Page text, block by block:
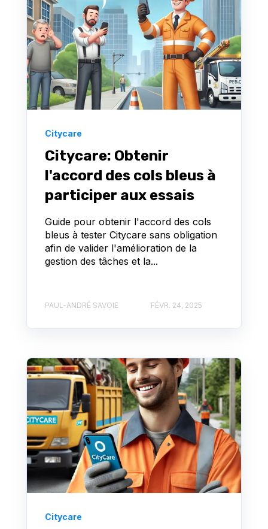
Citycare
Citycare: Obtenir
l'accord des cols bleus à
participer aux essais
Guide pour obtenir l'accord des cols
bleus à tester Citycare sans obligation
afin de valider l'amélioration de la
gestion des tâches et la...
PAUL-ANDRÉ SAVOIE FÉVR. 24, 2025
Citycare